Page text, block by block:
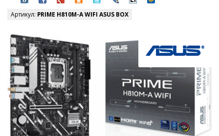
Артикул: PRIME H810M-A WIFI ASUS BOX